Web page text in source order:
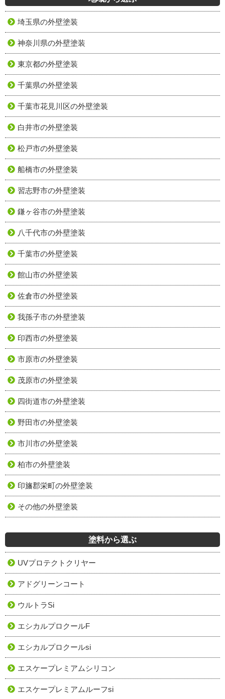
埼玉県の外壁塗装
神奈川県の外壁塗装
東京都の外壁塗装
千葉県の外壁塗装
千葉市花見川区の外壁塗装
白井市の外壁塗装
松戸市の外壁塗装
船橋市の外壁塗装
習志野市の外壁塗装
鎌ヶ谷市の外壁塗装
八千代市の外壁塗装
千葉市の外壁塗装
館山市の外壁塗装
佐倉市の外壁塗装
我孫子市の外壁塗装
印西市の外壁塗装
市原市の外壁塗装
茂原市の外壁塗装
四街道市の外壁塗装
野田市の外壁塗装
市川市の外壁塗装
柏市の外壁塗装
印旛郡栄町の外壁塗装
その他の外壁塗装
塗料から選ぶ
UVプロテクトクリヤー
アドグリーンコート
ウルトラSi
エシカルプロクールF
エシカルプロクールsi
エスケープレミアムシリコン
エスケープレミアムルーフsi